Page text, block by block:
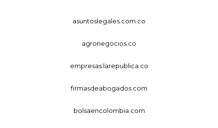
asuntoslegales.com.co
agronegocios.co
empresas.larepublica.co
firmasdeabogados.com
bolsaencolombia.com